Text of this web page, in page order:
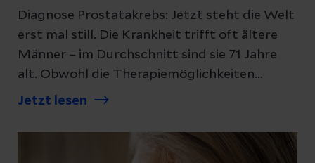
Diagnose Prostatakrebs: Jetzt steht die Welt
erst mal still. Die Krankheit trifft oft ältere
Männer – im Durchschnitt sind sie 71 Jahre
alt. Obwohl die Therapiemöglichkeiten
vielversprechend sind, bedeutet die Diagnose
Belastung.
Jetzt lesen